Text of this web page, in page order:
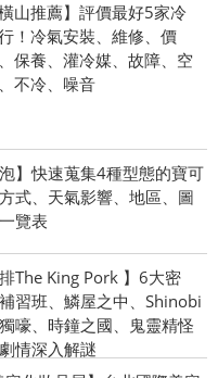
橫山推薦】評價最好5家冷
！冷氣安裝、維修、價
保養、灌冷媒、故障、空
不冷、噪音
泡】快速蒐集4種型態的寶可
式、天氣影響、地區、圖
覽表
排The King Pork 】6大密
習班、鱗屋之中、Shinobi
嚎、時鐘之國、鬼靈精怪
情深入解謎